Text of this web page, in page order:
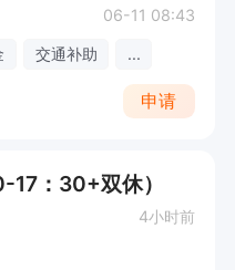
06-11 08:43
交通补助 ...
申请
17：30+双休）
4小时前